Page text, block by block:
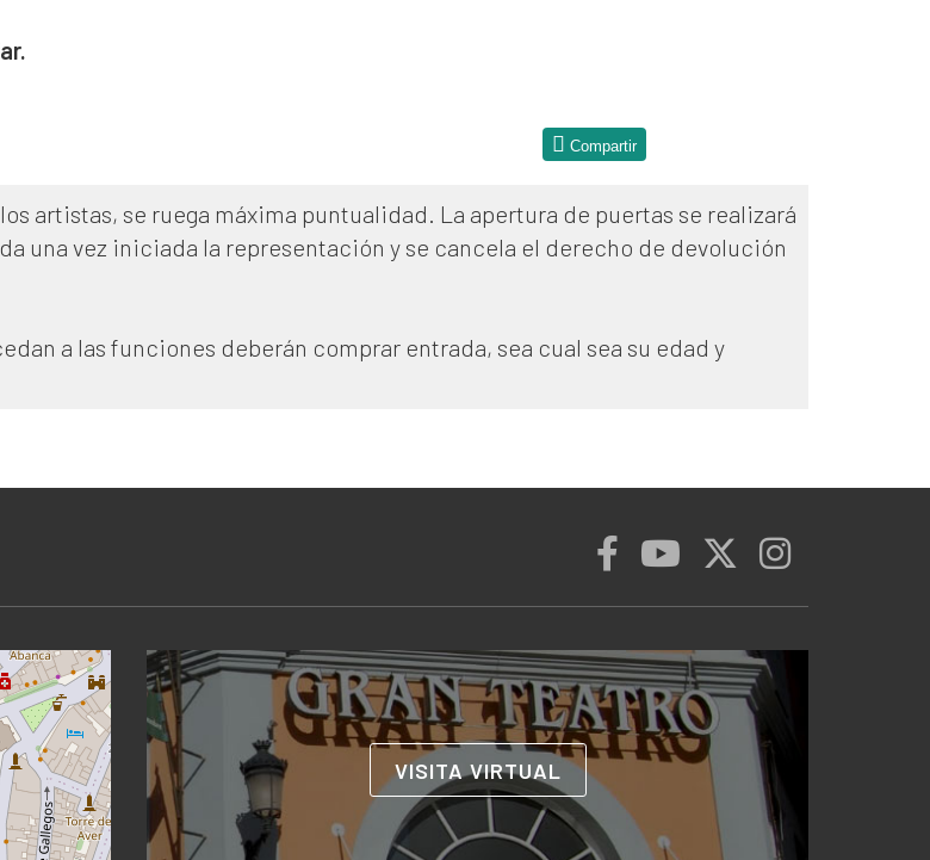
Compartir
artistas, se ruega máxima puntualidad. La apertura de puertas se realizará
una vez iniciada la representación y se cancela el derecho de devolución
a las funciones deberán comprar entrada, sea cual sea su edad y
VISITA VIRTUAL